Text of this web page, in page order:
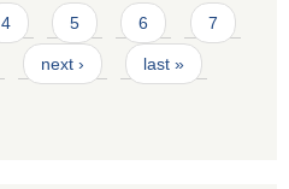
4 5 6 7
next › last »